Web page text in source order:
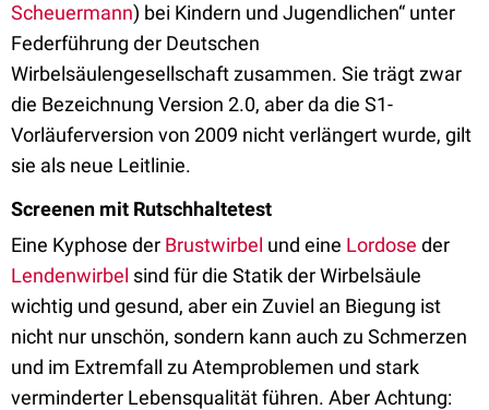
Scheuermann) bei Kindern und Jugendlichen“ unter
Federführung der Deutschen
Wirbelsäulengesellschaft zusammen. Sie trägt zwar
die Bezeichnung Version 2.0, aber da die S1-
Vorläuferversion von 2009 nicht verlängert wurde, gilt
sie als neue Leitlinie.
Screenen mit Rutschhaltetest
Eine Kyphose der Brustwirbel und eine Lordose der
Lendenwirbel sind für die Statik der Wirbelsäule
wichtig und gesund, aber ein Zuviel an Biegung ist
nicht nur unschön, sondern kann auch zu Schmerzen
und im Extremfall zu Atemproblemen und stark
verminderter Lebensqualität führen. Aber Achtung: